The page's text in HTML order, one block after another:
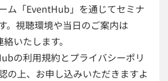
ム「EventHub」を通じてセミナ
。視聴環境や当日のご案内は
いたします。
の利用規約とプライバシーポリ
の上、お申し込みいただきますよ